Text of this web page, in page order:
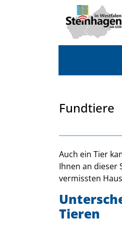
Zum Hauptinhalt springen
Fundtiere
Auch ein Tier
Ihnen an dieser
vermissten
Tieren